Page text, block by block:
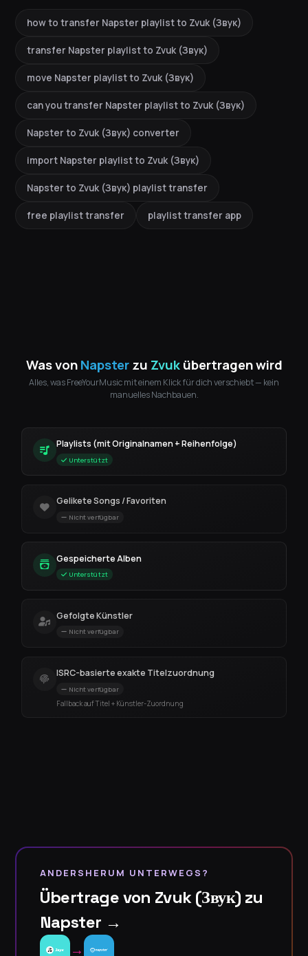
how to transfer Napster playlist to Zvuk (Звук)
transfer Napster playlist to Zvuk (Звук)
move Napster playlist to Zvuk (Звук)
can you transfer Napster playlist to Zvuk (Звук)
Napster to Zvuk (Звук) converter
import Napster playlist to Zvuk (Звук)
Napster to Zvuk (Звук) playlist transfer
free playlist transfer playlist transfer app
Was vonNapsterzu Zvukübertragen wird
Alles, was FreeYourMusic mit einem Klick für dich verschiebt — kein
manuelles Nachbauen.
Playlists (mit Originalnamen + Reihenfolge)
Unterstützt
Gelikete Songs / Favoriten
Nicht verfügbar
Gespeicherte Alben
Unterstützt
Gefolgte Künstler
Nicht verfügbar
ISRC-basierte exakte Titelzuordnung
Nicht verfügbar
Fallback auf Titel + Künstler-Zuordnung
ANDERSHERUM UNTERWEGS?
Übertrage von Zvuk (Звук) zu
Napster →
→